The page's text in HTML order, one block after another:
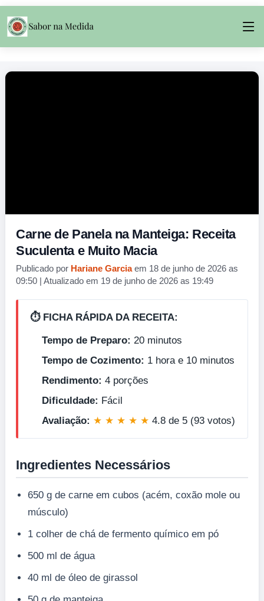
Carne de Panela na Manteiga: Receita
Suculenta e Muito Macia
Publicado por Hariane Garciaem 18 de junho de 2026 as
09:50 | Atualizado em 19 de junho de 2026 as 19:49
⏱️ FICHA RÁPIDA DA RECEITA:
Tempo de Preparo: 20 minutos
Tempo de Cozimento: 1 hora e 10 minutos
Rendimento: 4 porções
Dificuldade: Fácil
Avaliação: ★ ★ ★ ★ ★ 4.8 de 5 (93 votos)
Ingredientes Necessários
650 g de carne em cubos (acém, coxão mole ou
músculo)
1 colher de chá de fermento químico em pó
500 ml de água
40 ml de óleo de girassol